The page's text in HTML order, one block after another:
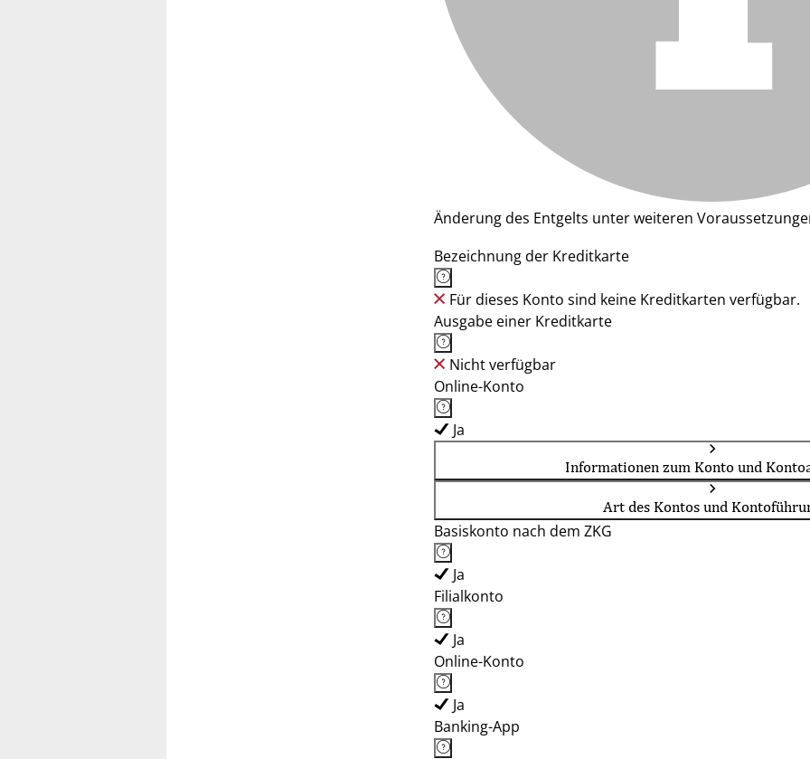
Änderung des Entgelts unter weiteren
Bezeichnung der Kreditkarte
Für dieses Konto sind keine Kreditkarten verfügbar.
Ausgabe einer Kreditkarte
Nicht verfügbar
Online-Konto
Ja
Informationen zum Konto und
Art des Kontos und
Basiskonto nach dem ZKG
Ja
Filialkonto
Ja
Online-Konto
Ja
Banking-App